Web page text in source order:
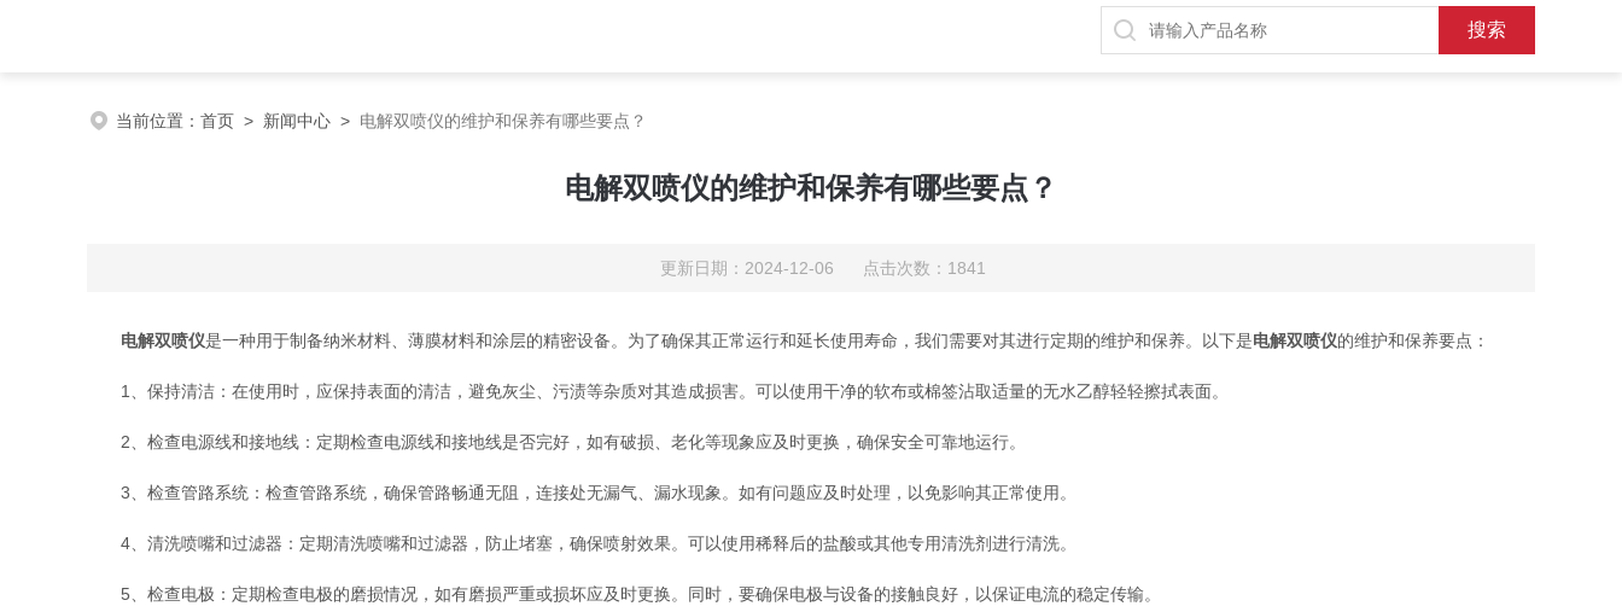
当前位置： 首页 > 新闻中心 > 电解双喷仪的维护和保养有哪些要点？
电解双喷仪的维护和保养有哪些要点？
更新日期：2024-12-06 点击次数：1841
电解双喷仪是一种用于制备纳米材料、薄膜材料和涂层的精密设备。为了确保其正常运行和延长使用寿命，我们需要对其进行定期的维护和保养。以下是电解双喷仪的维护和保养要点：
1、保持清洁：在使用时，应保持表面的清洁，避免灰尘、污渍等杂质对其造成损害。可以使用干净的软布或棉签沾取适量的无水乙醇轻轻擦拭表面。
2、检查电源线和接地线：定期检查电源线和接地线是否完好，如有破损、老化等现象应及时更换，确保安全可靠地运行。
3、检查管路系统：检查管路系统，确保管路畅通无阻，连接处无漏气、漏水现象。如有问题应及时处理，以免影响其正常使用。
4、清洗喷嘴和过滤器：定期清洗喷嘴和过滤器，防止堵塞，确保喷射效果。可以使用稀释后的盐酸或其他专用清洗剂进行清洗。
5、检查电极：定期检查电极的磨损情况，如有磨损严重或损坏应及时更换。同时，要确保电极与设备的接触良好，以保证电流的稳定传输。